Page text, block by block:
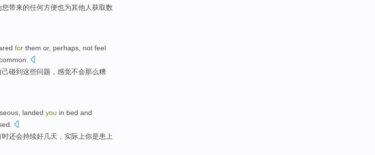
您带来的任何方便也为其他人获取数
for them or, perhaps, not feel
.
己碰到这些问题， 感觉不会那么糟
, landed you in bed and
时还会持续好几天 ，实际上你是患上